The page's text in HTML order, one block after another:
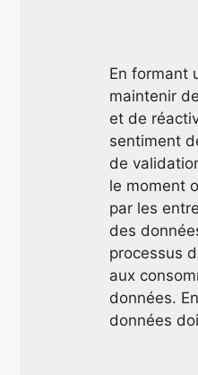
En formant
maintenir
et de
sentiment
de
le moment
par les
des
processus
aux
données.
données